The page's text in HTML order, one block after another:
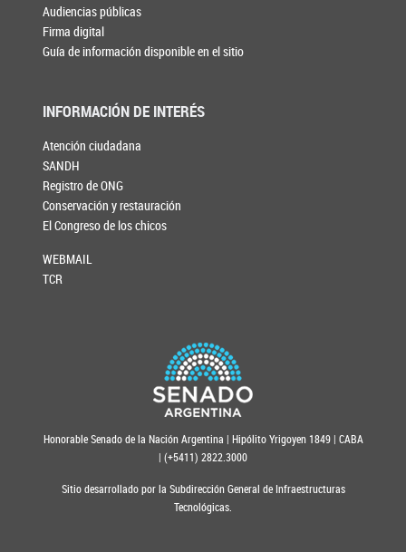
Audiencias públicas
Firma digital
Guía de información disponible en el sitio
INFORMACIÓN DE INTERÉS
Atención ciudadana
SANDH
Registro de ONG
Conservación y restauración
El Congreso de los chicos
WEBMAIL
TCR
Honorable Senado de la Nación Argentina | Hipólito Yrigoyen 1849 | CABA
| (+5411) 2822.3000
Sitio desarrollado por la Subdirección General de Infraestructuras
Tecnológicas.